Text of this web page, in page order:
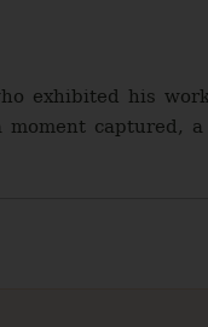
exhibited his
captured,